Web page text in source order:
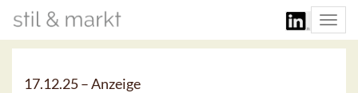
17.12.25 –Anzeige